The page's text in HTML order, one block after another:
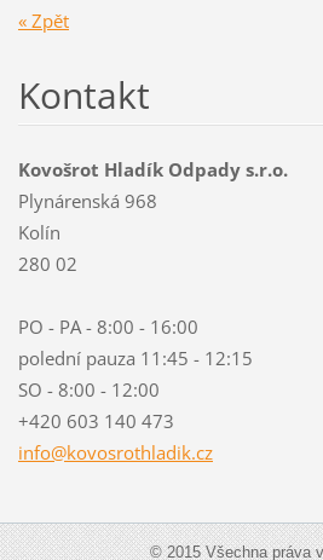
« Zpět
Kontakt
Kovošrot Hladík Odpady s.r.o.
Plynárenská 968
Kolín
280 02
PO - PA - 8:00 - 16:00
polední pauza 11:45 - 12:15
SO - 8:00 - 12:00
+420 603 140 473
info@kovosrothladik.cz
© 2015 Všechna práva